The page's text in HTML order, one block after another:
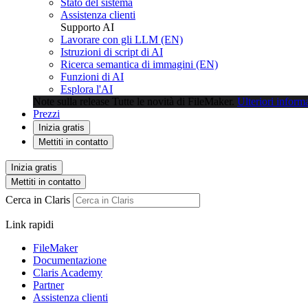
Stato del sistema
Assistenza clienti
Supporto AI
Lavorare con gli LLM (EN)
Istruzioni di script di AI
Ricerca semantica di immagini (EN)
Funzioni di AI
Esplora l'AI
Note sulla release Tutte le novità di FileMaker. Ulteriori
Prezzi
Inizia gratis
Mettiti in contatto
Inizia gratis
Mettiti in contatto
Cerca in Claris
Link rapidi
FileMaker
Documentazione
Claris Academy
Partner
Assistenza clienti